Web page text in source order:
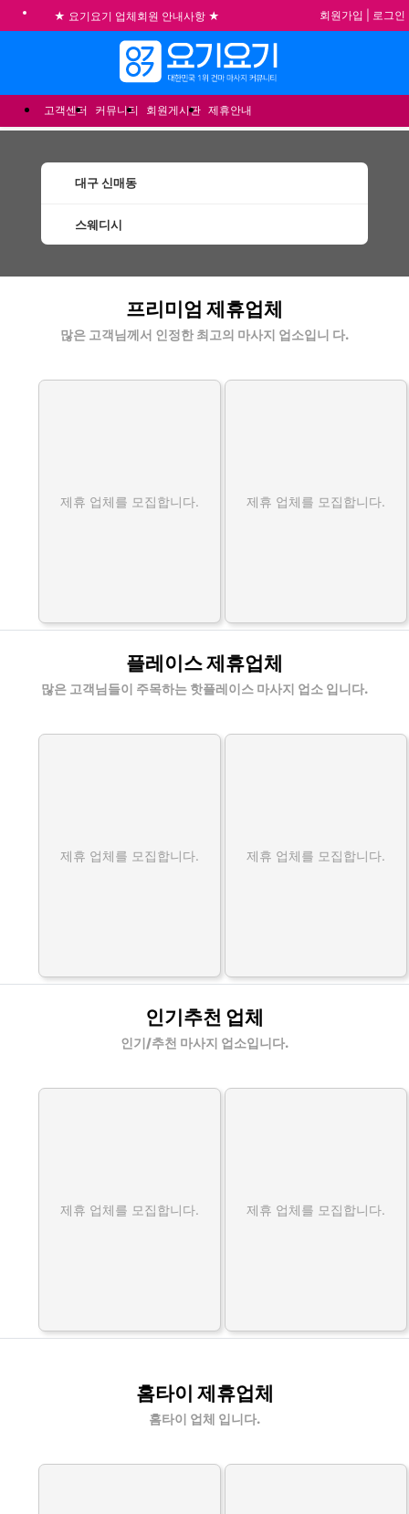
★ 요기요기 업체회원 안내사항 ★
불건전한 게시글은 삭제 및 회원탈퇴 됩니다.
합법적이고 건전한 업체와 광고를 제휴합니다.
★요기요기 설 연휴 휴무 안내★
회원가입 로그인
고객센터 커뮤니티 회원게시판 제휴안내
대구 신매동
스웨디시
프리미엄 제휴업체
많은 고객님께서 인정한 최고의 마사지 업소입니 다.
제휴 업체를 모집합니다. 제휴 업체를 모집합니다.
플레이스 제휴업체
많은 고객님들이 주목하는 핫플레이스 마사지 업소 입니다.
제휴 업체를 모집합니다. 제휴 업체를 모집합니다.
인기추천 업체
인기/추천 마사지 업소입니다.
제휴 업체를 모집합니다. 제휴 업체를 모집합니다.
홈타이 제휴업체
홈타이 업체 입니다.